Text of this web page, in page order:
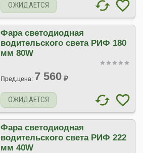
ОЖИДАЕТСЯ
Фара светодиодная
водительского света РИФ 180
мм 80W
Пред.цена: 7 560 ₽
ОЖИДАЕТСЯ
Фара светодиодная
водительского света РИФ 222
мм 40W